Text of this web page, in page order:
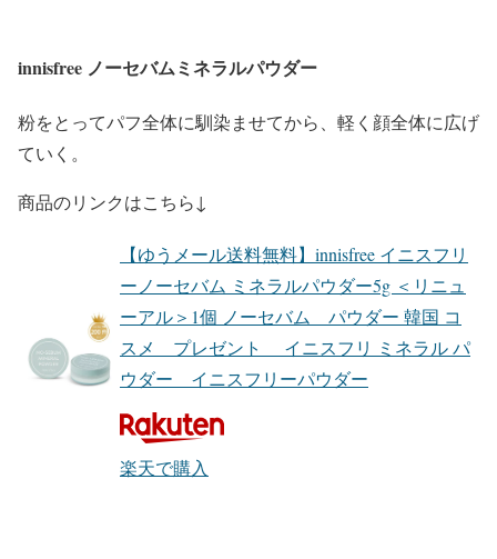
innisfree ノーセバムミネラルパウダー
粉をとってパフ全体に馴染ませてから、軽く顔全体に広げ
ていく。
商品のリンクはこちら↓
【ゆうメール送料無料】innisfree イニスフリ
ーノーセバム ミネラルパウダー5g ＜リニュ
ーアル＞1個 ノーセバム パウダー 韓国 コ
スメ プレゼント イニスフリ ミネラル パ
ウダー イニスフリーパウダー
楽天で購入